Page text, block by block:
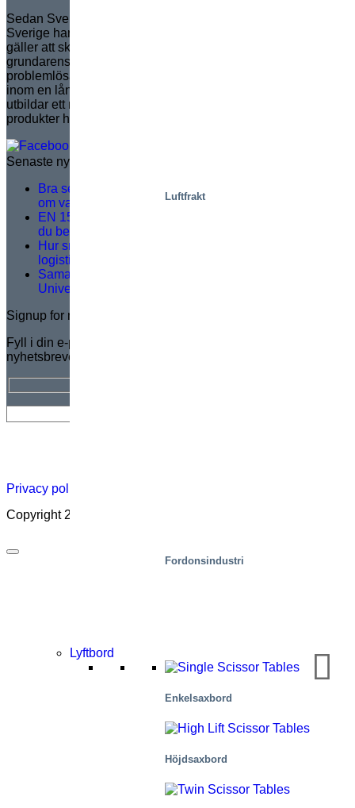
Luftfrakt
Fordonsindustri
Sedan Sven Marcusson grundade Marco i Sverige år 1935 i
Sverige har Marco blivit marknadsledande i Europa när det
gäller att skapa kundanpassade saxlyftar. Helt i linje med
grundarens arv är Marco känt för att leverera innovativa,
problemlösande lösningar som ökar säkerhet och effektivitet
inom en lång rad applikationer. Varumärket hanterar och
utbildar ett nätverk av distributörer, för att säkerställa
produkter helt i linje med marknadens behov.
Senaste nytt
Bra serviceträning handlar inte om teori – det handlar
om vad som händer på plats
EN 1570-1:2024 blir obligatorisk för CE-märkning – vad
du behöver veta
Hur smarta rälsbundna plockplattformar löser viktiga
logistikutmaningar
Samarbete för framtiden: Partnerskap med Halmstads
Universitet
Signup for newsletter
Fyll i din e-postadress för att prenumerera GRATIS på Marco-
nyhetsbrevet.
Privacy policy
Copyright 2026 ©
Lyftbord
Enkelsaxbord
Höjdsaxbord